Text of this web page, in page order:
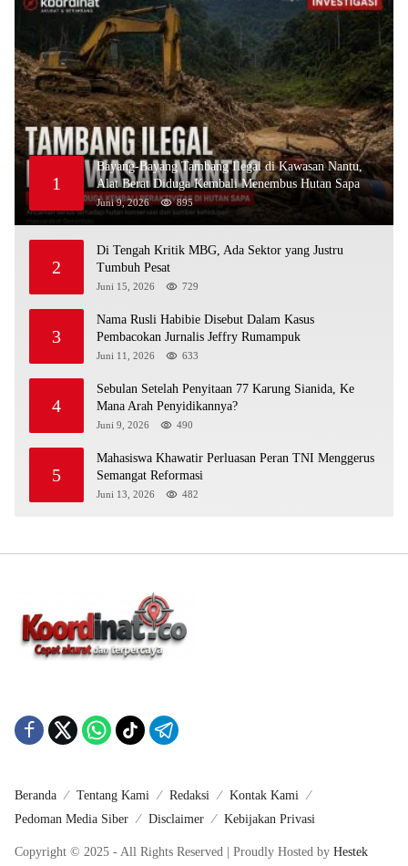
1
Bayang-Bayang Tambang Ilegal di Kawasan Nantu,
Alat Berat Diduga Kembali Menembus Hutan Sapa
Juni 9, 2026 895
2
Di Tengah Kritik MBG, Ada Sektor yang Justru
Tumbuh Pesat
Juni 15, 2026 729
3
Nama Rusli Habibie Disebut Dalam Kasus
Pembacokan Jurnalis Jeffry Rumampuk
Juni 11, 2026 633
4
Sebulan Setelah Penyitaan 77 Karung Sianida, Ke
Mana Arah Penyidikannya?
Juni 9, 2026 490
5
Mahasiswa Khawatir Perluasan Peran TNI Menggerus
Semangat Reformasi
Juni 13, 2026 482
Beranda Tentang Kami Redaksi
Kontak Kami
Pedoman Media Siber
Disclaimer Kebijakan Privasi
Copyright © 2025 - All Rights Reserved | Proudly Hosted by Hestek